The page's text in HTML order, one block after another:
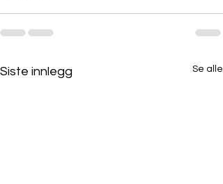
Siste innlegg Se alle